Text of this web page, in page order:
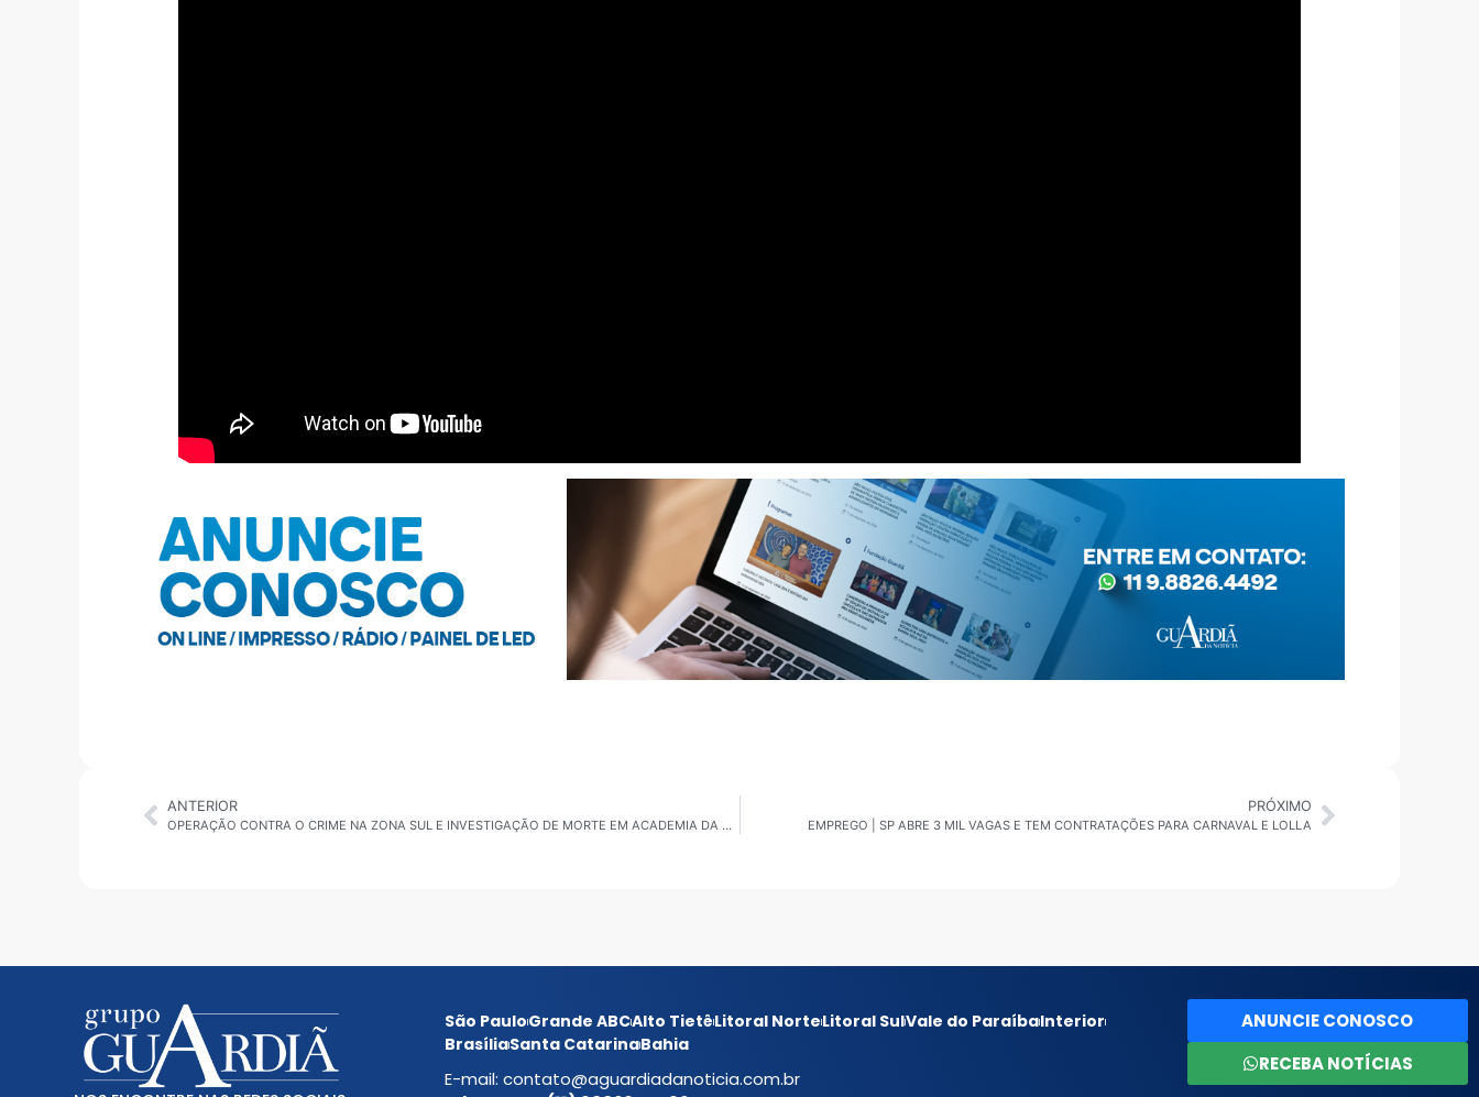
ANTERIOR
OPERAÇÃO CONTRA O CRIME NA ZONA SUL E INVESTIGAÇÃO DE MORTE EM ACADEMIA DA ZONA LESTE
PRÓXIMO
EMPREGO | SP ABRE 3 MIL VAGAS E TEM CONTRATAÇÕES PARA CARNAVAL E LOLLA
São PauloGrande ABCAlto TietêLitoral NorteLitoral SulVale do ParaíbaInterior
BrasíliaSanta CatarinaBahia
E-mail: contato@aguardiadanoticia.com.br
ANUNCIE CONOSCO
RECEBA NOTÍCIAS